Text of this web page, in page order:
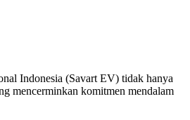
Indonesia (Savart EV) tidak hanya
mencerminkan komitmen mendalam